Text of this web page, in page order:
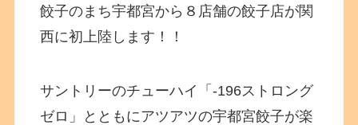
餃子のまち宇都宮から８店舗の餃子店が関
西に初上陸します！！
サントリーのチューハイ「-196ストロング
ゼロ」とともにアツアツの宇都宮餃子が楽